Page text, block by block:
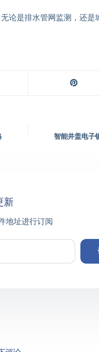
论是排水管网监测，还
智能井盖电子
新
地址进行订阅